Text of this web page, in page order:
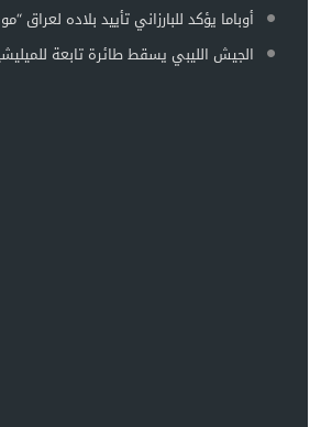
أوباما يؤكد للبارزاني تأييد بلاده لعراق
الجيش الليبي يسقط طائرة تابعة